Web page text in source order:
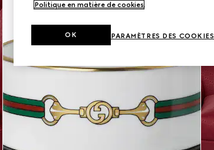
Politique en matière de cookies.
PARAMÈTRES DES COOKIES
OK